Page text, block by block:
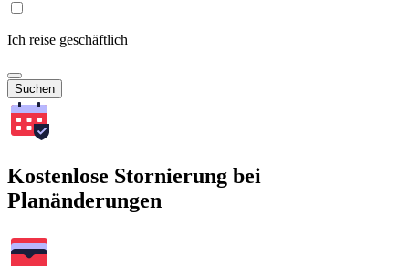
Ich reise geschäftlich
Suchen
Kostenlose Stornierung bei
Planänderungen